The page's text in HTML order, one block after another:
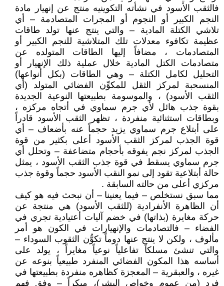
فالثقب الأسود في نشأته التكوينيه منتج عن إنهيار مادة
النجم الكبير أو النجوم أو المجرات المتصادمة – أي
تلاشي الكتلة المادية – والتي ينتج عنها تولد طاقات
عظيمة تكافوء معدلات تلك المتلاشية للنجم الكبير أو
المتصادمات ، مضافاً إليها الطاقات المتولده عن
متصادمات الكتل المادية خلال عملية ذلك الإنهيار أو
التحليل لكامل الكتلة – وهي الطاقات (بكل أنواعها)
المنسحبة لمركز الثقل للمكوِّن الفضائي المتولد (أي
الثقب الأسود) ، والموسومة بطبيعتها النوعية الجديدة
بقوة جذب هائل لأي جرم سماوي في أتجاه مركزه ،
وبطاقات استثنائية منفردة ، تظهر الثقب الأسود قادراً
على أبتلاع جرم سماوي يزيد حجماً عنه بأضعاف – أي
قوة الجذب لمركز الثقب الأسود أعلى بكثير من قوة
الجذب لمركز نجم يفوقه بأحجام متضاعفة – وتحلل أي
جرم سماوي يسقط في قوة جذب الثقب الأسود ، يمثل
حالة أبتلاعية تقود إلى نمو النقب الأسود حجماً وقوة جذب
مركزي أعلى من حالته السابقة .
مما سبق نستخلص – فيما يعنينا – أن نبحث فيه هو كيف
أن الظاهرة الأنفرادية (للثقب الأسود) هي منتجة عن
حركة مغايرة (بذاتها) في خضم آليات أعتيادية تجري في
الفضاء – فالتصادمات والإنهيارات في الكون هو أمر
مألوف ، ولكن لا ينتج عنها دوماً تكوُّن الثقوب السوداء –
والتي تنشئ مسلكاً تفاعلياً نوعياً مغايراً ، يولد على
أساسه هذا المكون الفضائي المنفرد طبيعياً بنوعه عن
غيره ، والعبقرية – المعجزة كظاهره منفردة بطبيعتها في
فرد (من عموم وخواص البشر)، مبكراً – وفق فهم